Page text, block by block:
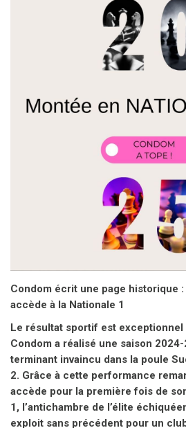
Condom écrit une page historique :
accède à la Nationale 1
terminant invaincu dans la poule
2. Grâce à cette performance
accède pour la première fois de
1, l’antichambre de l’élite
exploit sans précédent pour un
Marc Santo-Roman, fer de lance de
Ce succès porte la patte d’un
Santo-Roman, Grand Maître